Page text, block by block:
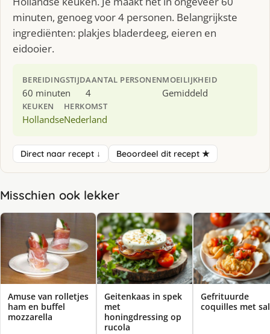
minuten, genoeg voor 4 personen. Belangrijkste
ingrediënten: plakjes bladerdeeg, eieren en
eidooier.
BEREIDINGSTIJD
60 minuten
AANTAL PERSONEN
4
MOEILIJKHEID
Gemiddeld
KEUKEN
Hollandse
HERKOMST
Nederland
Direct naar recept ↓ Beoordeel dit recept ★
Misschien ook lekker
Amuse van rolletjes
ham en buffel
mozzarella
Geitenkaas in spek
met
honingdressing op
rucola
Gefrituurde
coquilles met